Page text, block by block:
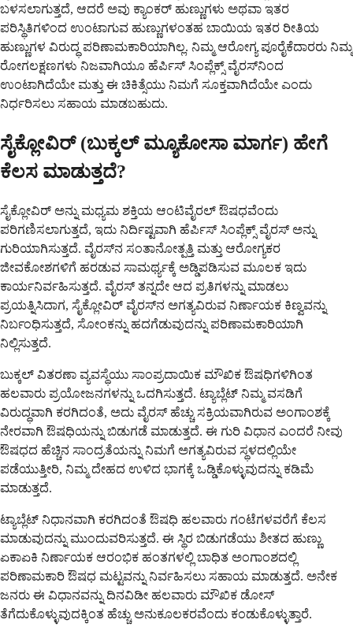
ಬಳಸಲಾಗುತ್ತದೆ, ಆದರೆ ಅವು ಕ್ಯಾಂಕರ್ ಹುಣ್ಣುಗಳು ಅಥವಾ ಇತರ
ಪರಿಸ್ಥಿತಿಗಳಿಂದ ಉಂಟಾಗುವ ಹುಣ್ಣುಗಳಂತಹ ಬಾಯಿಯ ಇತರ ರೀತಿಯ
ಹುಣ್ಣುಗಳ ವಿರುದ್ಧ ಪರಿಣಾಮಕಾರಿಯಾಗಿಲ್ಲ. ನಿಮ್ಮ ಆರೋಗ್ಯ ಪೂರೈಕೆದಾರರು ನಿಮ್ಮ
ರೋಗಲಕ್ಷಣಗಳು ನಿಜವಾಗಿಯೂ ಹೆರ್ಪಿಸ್ ಸಿಂಪ್ಲೆಕ್ಸ್ ವೈರಸ್‌ನಿಂದ
ಉಂಟಾಗಿದೆಯೇ ಮತ್ತು ಈ ಚಿಕಿತ್ಸೆಯು ನಿಮಗೆ ಸೂಕ್ತವಾಗಿದೆಯೇ ಎಂದು
ನಿರ್ಧರಿಸಲು ಸಹಾಯ ಮಾಡಬಹುದು.
ಸೈಕ್ಲೋವಿರ್ (ಬುಕ್ಕಲ್ ಮ್ಯೂಕೋಸಾ ಮಾರ್ಗ) ಹೇಗೆ
ಕೆಲಸ ಮಾಡುತ್ತದೆ?
ಸೈಕ್ಲೋವಿರ್ ಅನ್ನು ಮಧ್ಯಮ ಶಕ್ತಿಯ ಆಂಟಿವೈರಲ್ ಔಷಧವೆಂದು
ಪರಿಗಣಿಸಲಾಗುತ್ತದೆ, ಇದು ನಿರ್ದಿಷ್ಟವಾಗಿ ಹೆರ್ಪಿಸ್ ಸಿಂಪ್ಲೆಕ್ಸ್ ವೈರಸ್ ಅನ್ನು
ಗುರಿಯಾಗಿಸುತ್ತದೆ. ವೈರಸ್‌ನ ಸಂತಾನೋತ್ಪತ್ತಿ ಮತ್ತು ಆರೋಗ್ಯಕರ
ಜೀವಕೋಶಗಳಿಗೆ ಹರಡುವ ಸಾಮರ್ಥ್ಯಕ್ಕೆ ಅಡ್ಡಿಪಡಿಸುವ ಮೂಲಕ ಇದು
ಕಾರ್ಯನಿರ್ವಹಿಸುತ್ತದೆ. ವೈರಸ್ ತನ್ನದೇ ಆದ ಪ್ರತಿಗಳನ್ನು ಮಾಡಲು
ಪ್ರಯತ್ನಿಸಿದಾಗ, ಸೈಕ್ಲೋವಿರ್ ವೈರಸ್‌ನ ಅಗತ್ಯವಿರುವ ನಿರ್ಣಾಯಕ ಕಿಣ್ವವನ್ನು
ನಿರ್ಬಂಧಿಸುತ್ತದೆ, ಸೋಂಕನ್ನು ಹದಗೆಡುವುದನ್ನು ಪರಿಣಾಮಕಾರಿಯಾಗಿ
ನಿಲ್ಲಿಸುತ್ತದೆ.
ಬುಕ್ಕಲ್ ವಿತರಣಾ ವ್ಯವಸ್ಥೆಯು ಸಾಂಪ್ರದಾಯಿಕ ಮೌಖಿಕ ಔಷಧಿಗಳಿಗಿಂತ
ಹಲವಾರು ಪ್ರಯೋಜನಗಳನ್ನು ಒದಗಿಸುತ್ತದೆ. ಟ್ಯಾಬ್ಲೆಟ್ ನಿಮ್ಮ ವಸಡಿಗೆ
ವಿರುದ್ಧವಾಗಿ ಕರಗಿದಂತೆ, ಅದು ವೈರಸ್ ಹೆಚ್ಚು ಸಕ್ರಿಯವಾಗಿರುವ ಅಂಗಾಂಶಕ್ಕೆ
ನೇರವಾಗಿ ಔಷಧಿಯನ್ನು ಬಿಡುಗಡೆ ಮಾಡುತ್ತದೆ. ಈ ಗುರಿ ವಿಧಾನ ಎಂದರೆ ನೀವು
ಔಷಧದ ಹೆಚ್ಚಿನ ಸಾಂದ್ರತೆಯನ್ನು ನಿಮಗೆ ಅಗತ್ಯವಿರುವ ಸ್ಥಳದಲ್ಲಿಯೇ
ಪಡೆಯುತ್ತೀರಿ, ನಿಮ್ಮ ದೇಹದ ಉಳಿದ ಭಾಗಕ್ಕೆ ಒಡ್ಡಿಕೊಳ್ಳುವುದನ್ನು ಕಡಿಮೆ
ಮಾಡುತ್ತದೆ.
ಟ್ಯಾಬ್ಲೆಟ್ ನಿಧಾನವಾಗಿ ಕರಗಿದಂತೆ ಔಷಧಿ ಹಲವಾರು ಗಂಟೆಗಳವರೆಗೆ ಕೆಲಸ
ಮಾಡುವುದನ್ನು ಮುಂದುವರಿಸುತ್ತದೆ. ಈ ಸ್ಥಿರ ಬಿಡುಗಡೆಯು ಶೀತದ ಹುಣ್ಣು
ಏಕಾಏಕಿ ನಿರ್ಣಾಯಕ ಆರಂಭಿಕ ಹಂತಗಳಲ್ಲಿ ಬಾಧಿತ ಅಂಗಾಂಶದಲ್ಲಿ
ಪರಿಣಾಮಕಾರಿ ಔಷಧ ಮಟ್ಟವನ್ನು ನಿರ್ವಹಿಸಲು ಸಹಾಯ ಮಾಡುತ್ತದೆ. ಅನೇಕ
ಜನರು ಈ ವಿಧಾನವನ್ನು ದಿನವಿಡೀ ಹಲವಾರು ಮೌಖಿಕ ಡೋಸ್
ತೆಗೆದುಕೊಳ್ಳುವುದಕ್ಕಿಂತ ಹೆಚ್ಚು ಅನುಕೂಲಕರವೆಂದು ಕಂಡುಕೊಳ್ಳುತ್ತಾರೆ.